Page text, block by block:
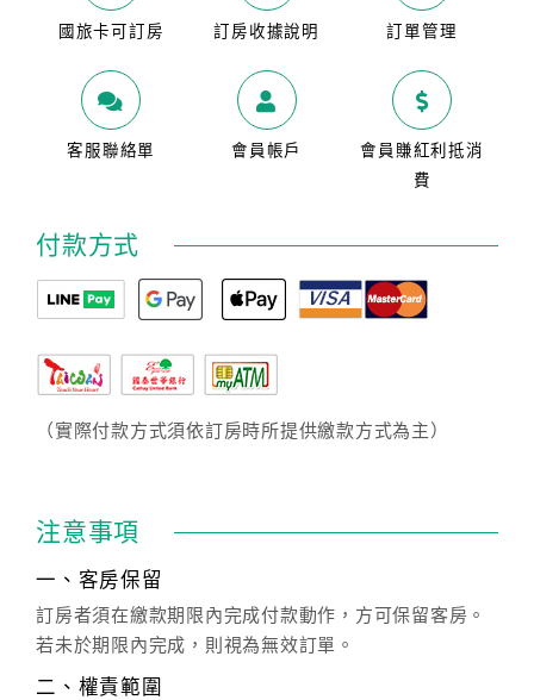
國旅卡可訂房 訂房收據說明 訂單管理
客服聯絡單 會員帳戶
會員賺紅利抵消
費
付款方式
（實際付款方式須依訂房時所提供繳款方式為主）
注意事項
一、客房保留
訂房者須在繳款期限內完成付款動作，方可保留客房。
若未於期限內完成，則視為無效訂單。
二、權責範圍